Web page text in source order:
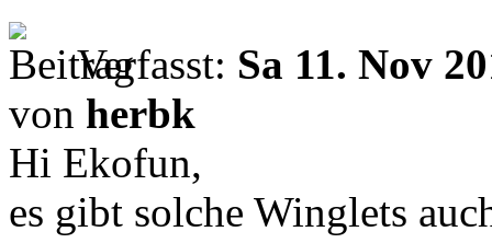
Verfasst: Sa 11. Nov
von herbk
Hi Ekofun,
es gibt solche Winglets